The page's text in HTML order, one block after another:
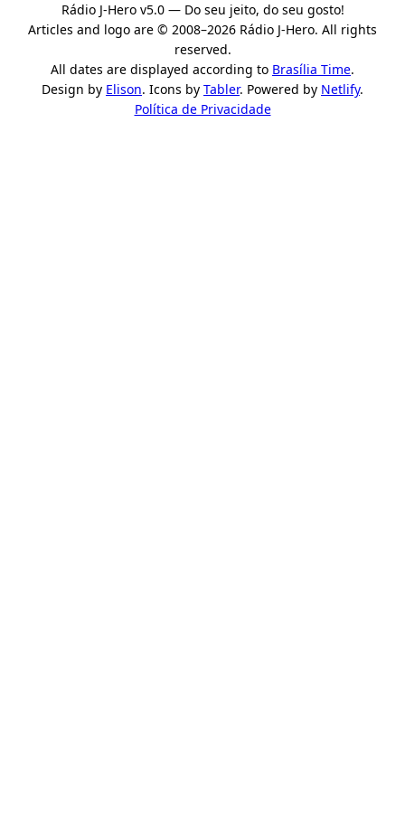
Rádio J-Hero v5.0 — Do seu jeito, do seu gosto!
Articles and logo are © 2008–2026 Rádio J-Hero. All rights
reserved.
All dates are displayed according to Brasília Time.
Design by Elison. Icons by Tabler. Powered by Netlify.
Política de Privacidade